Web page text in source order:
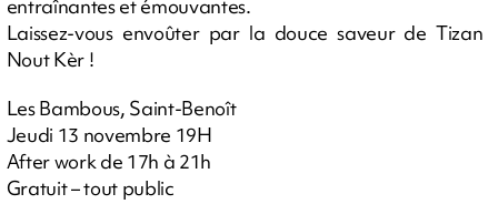
entraînantes et émouvantes.
Laissez-vous envoûter par la douce saveur de Tizan
Nout Kèr !
Les Bambous, Saint-Benoît
Jeudi 13 novembre 19H
After work de 17h à 21h
Gratuit – tout public